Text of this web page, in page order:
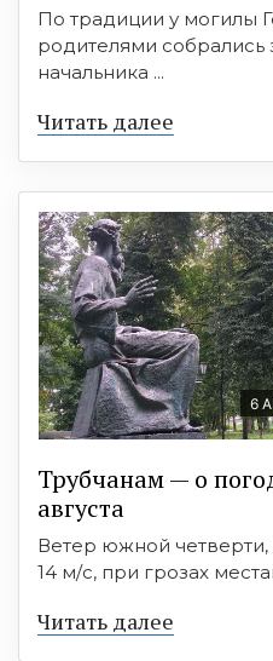
По традиции у могилы
родителями собрались
начальника ...
Читать далее
6
Трубчанам — о
августа
Ветер южной
14 м/с, при грозах
Читать далее